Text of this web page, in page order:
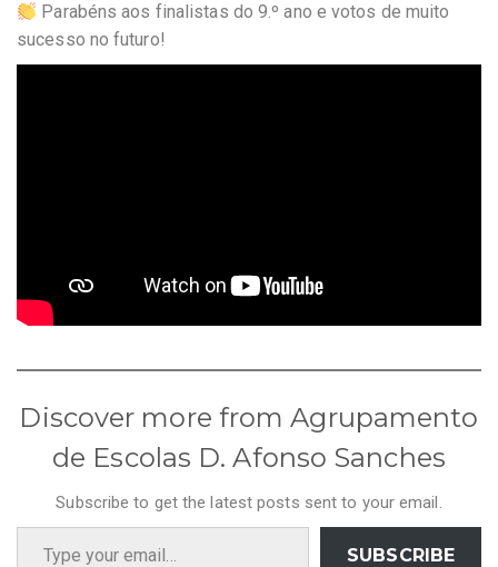
Parabéns aos finalistas do 9.º ano e votos de muito
sucesso no futuro!
Discover more from Agrupamento
de Escolas D. Afonso Sanches
Subscribe to get the latest posts sent to your email.
Type your email…
SUBSCRIBE